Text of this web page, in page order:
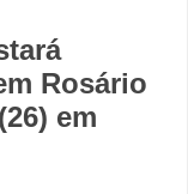
Rosário
em